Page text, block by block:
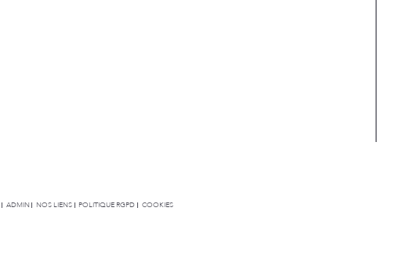
ADMIN NOS LIENS POLITIQUE RGPD COOKIES